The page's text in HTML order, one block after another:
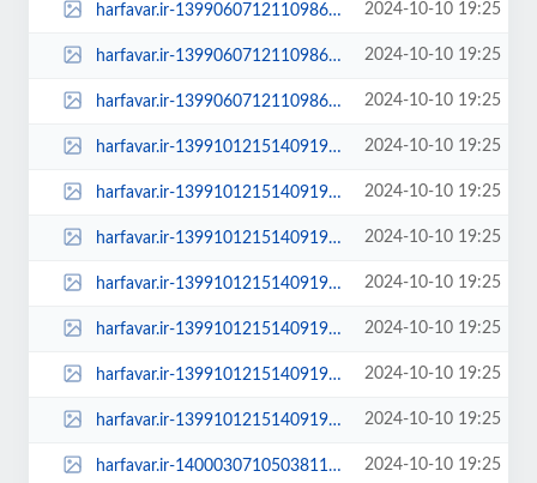
harfavar.ir-1399060712110986821066354-1399060712110986821066354-600x400.jpg 2024-10-10 19:25
harfavar.ir-1399060712110986821066354-1399060712110986821066354-768x535.jpg 2024-10-10 19:25
harfavar.ir-1399060712110986821066354-1399060712110986821066354.jpg 2024-10-10 19:25
harfavar.ir-1399101215140919121926944-100x70.jpg 2024-10-10 19:25
harfavar.ir-1399101215140919121926944-250x150.jpg 2024-10-10 19:25
harfavar.ir-1399101215140919121926944-300x209.jpg 2024-10-10 19:25
harfavar.ir-1399101215140919121926944-450x300.jpg 2024-10-10 19:25
harfavar.ir-1399101215140919121926944-600x400.jpg 2024-10-10 19:25
harfavar.ir-1399101215140919121926944-768x535.jpg 2024-10-10 19:25
harfavar.ir-1399101215140919121926944.jpg 2024-10-10 19:25
harfavar.ir-140003071050381122865744-100x70.jpg 2024-10-10 19:25